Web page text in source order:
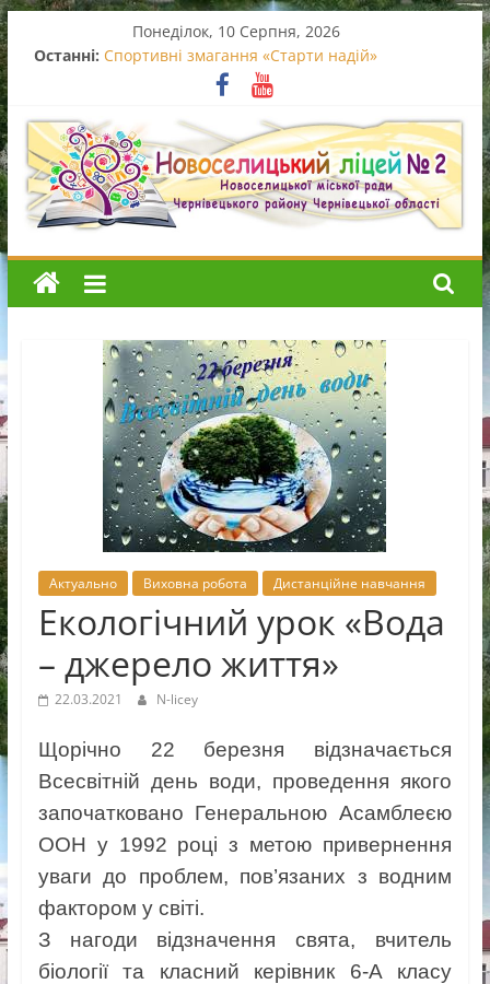
Перейти
до
вмісту
Понеділок, 10 Серпня, 2026
Останні: Спортивні змагання «Старти надій»
Вручення свідоцтв про базову середню освіту
Випускний початкової школи
Останній дзвоник – 2026
Благодійний концерт
Новоселицький
ліцей
Новоселицький
Новоселицької
Актуально Виховна робота Дистанційне навчання
Екологічний урок «Вода
– джерело життя»
22.03.2021 N-licey
Щорічно 22 березня відзначається
Всесвітній день води, проведення якого
започатковано Генеральною Асамблеєю
ООН у 1992 році з метою привернення
уваги до проблем, пов’язаних з водним
фактором у світі.
З нагоди відзначення свята, вчитель
біології та класний керівник 6-А класу